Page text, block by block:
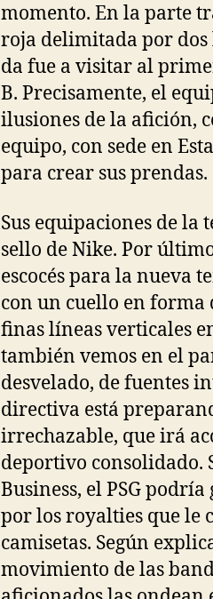
momento. En la parte
roja delimitada por dos
da fue a visitar al
B. Precisamente, el
ilusiones de la afición,
equipo, con sede en
para crear sus prendas.
Sus equipaciones de la
sello de Nike. Por
escocés para la nueva
con un cuello en forma
finas líneas verticales
también vemos en el
desvelado, de fuentes
directiva está
irrechazable, que irá
deportivo consolidado.
Business, el PSG
por los royalties que le
camisetas. Según
movimiento de las